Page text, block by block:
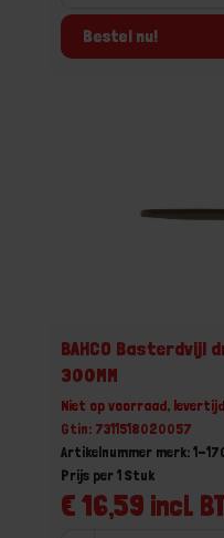
Bestel nu!
BAHCO
300MM
Niet op voorraad,
Gtin: 7311518020057
Artikelnummer merk: 1-
€ 16,59 incl.
Prijs per 1 Stuk